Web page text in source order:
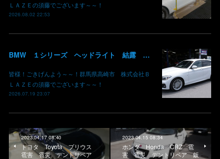
ＬＡＺＥの須藤でございます～～！
2026.08.02 22:53
BMW １シリーズ ヘッドライト 結露 浸水 シーリング加工 水滴 株式会社BLAZE
皆様！ごきげんよう～～！群馬県高崎市 株式会社Ｂ
ＬＡＺＥの須藤でございます～～！
2026.07.19 23:07
2023.04.17 08:40
トヨタ Toyota プリウス
雹害 雹災 デントリペア
2023.04.15 08:34
ホンダ Honda CRZ 雹
害 雹災 デントリペア 鈑